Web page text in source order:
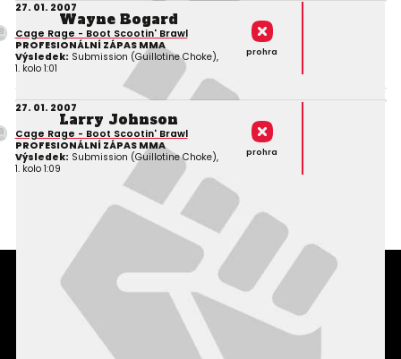
27. 01. 2007
Wayne Bogard
Cage Rage - Boot Scootin' Brawl
PROFESIONÁLNÍ ZÁPAS MMA
Výsledek: Submission (Guillotine Choke),
1. kolo 1:01
prohra
27. 01. 2007
Larry Johnson
Cage Rage - Boot Scootin' Brawl
PROFESIONÁLNÍ ZÁPAS MMA
Výsledek: Submission (Guillotine Choke),
1. kolo 1:09
prohra
Podmínky užití webového rozhraní
Souhlas s používáním osobních údajů
Statistiky